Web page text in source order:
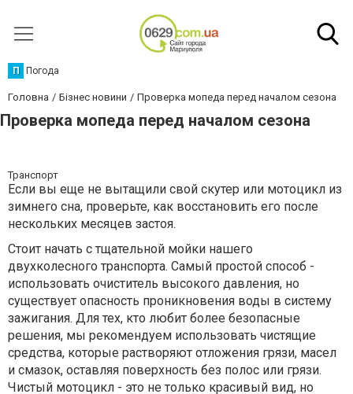
П Погода
Головна Бізнес новини Проверка мопеда перед началом сезона
Проверка мопеда перед началом сезона
Транспорт
Если вы еще не вытащили свой скутер или мотоцикл из
зимнего сна, проверьте, как восстановить его после
нескольких месяцев застоя.
Стоит начать с тщательной мойки нашего
двухколесного транспорта. Самый простой способ -
использовать очиститель высокого давления, но
существует опасность проникновения воды в систему
зажигания. Для тех, кто любит более безопасные
решения, мы рекомендуем использовать чистящие
средства, которые растворяют отложения грязи, масел
и смазок, оставляя поверхность без полос или грязи.
Чистый мотоцикл - это не только красивый вид, но